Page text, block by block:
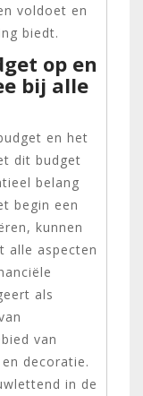
voldoet en
biedt.
op en
bij alle
en het
dit budget
belang
begin een
kunnen
alle aspecten
als
van
decoratie.
in de